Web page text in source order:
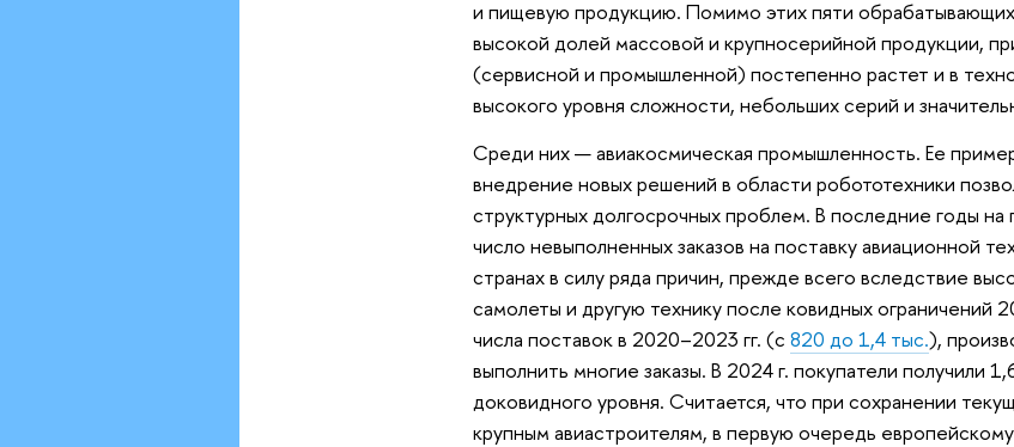
и пищевую продукцию. Помимо этих пяти
высокой долей массовой и крупносерийной продукции,
(сервисной и промышленной) постепенно растет и в
высокого уровня сложности, небольших серий и
Среди них — авиакосмическая промышленность. Ее
внедрение новых решений в области робототехники
структурных долгосрочных проблем. В последние годы на
число невыполненных заказов на поставку авиационной
странах в силу ряда причин, прежде всего вследствие
самолеты и другую технику после ковидных ограничений
числа поставок в 2020–2023 гг. (с820 до 1,4 тыс.),
выполнить многие заказы. В 2024 г. покупатели получили
доковидного уровня. Считается, что при сохранении
крупным авиастроителям, в первую очередь